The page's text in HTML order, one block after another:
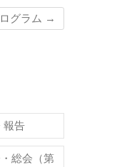
グラム →
報告
総会（第